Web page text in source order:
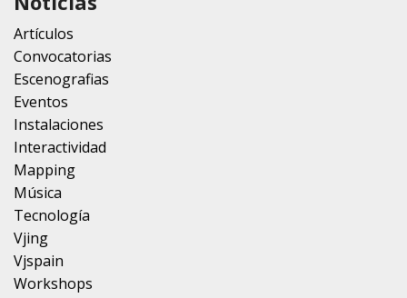
Artículos
Convocatorias
Escenografias
Eventos
Instalaciones
Interactividad
Mapping
Música
Tecnología
Vjing
Vjspain
Workshops